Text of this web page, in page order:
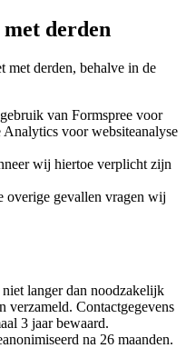
met derden
met derden, behalve in de
van Formspree voor
voor websiteanalyse
wij hiertoe verplicht zijn
overige gevallen vragen wij
langer dan noodzakelijk
Contactgegevens
3 jaar bewaard.
na 26 maanden.